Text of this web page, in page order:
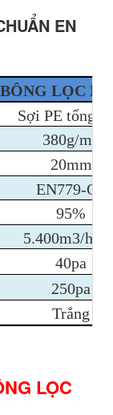
EN
BÔNG LỌC
Sợi PE tổng
380g/m2
20mm
EN779-G4
95%
5.400m3/h/
40pa
250pa
Trắng
LỌC